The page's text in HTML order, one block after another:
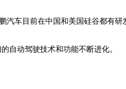
车目前在中国和美国硅谷都有研
动驾驶技术和功能不断进化。